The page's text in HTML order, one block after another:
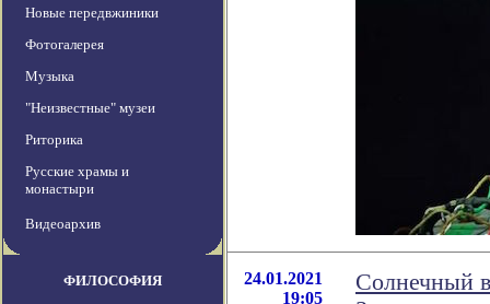
Новые передвжиники
Фотогалерея
Музыка
"Неизвестные" музеи
Риторика
Русские храмы и
монастыри
Видеоархив
ФИЛОСОФИЯ
24.01.2021
19:05
Солнечный